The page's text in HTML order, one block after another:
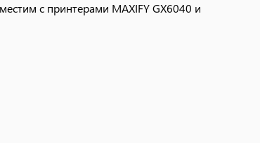
с принтерами MAXIFY GX6040 и